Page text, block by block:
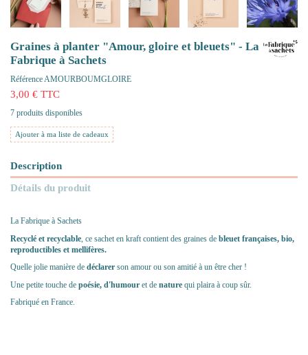
Graines à planter "Amour, gloire et bleuets" - La
Fabrique à Sachets
RéférenceAMOURBOUMGLOIRE
3,00 € TTC
7 produits disponibles
Ajouter à ma liste de cadeaux
Description
Détails du produit
La Fabrique à Sachets
Recyclé et recyclable , ce sachet en kraft contient des graines de bleuet françaises, bio,
reproductibles et mellifères.
Quelle jolie manière de déclarer son amour ou son amitié à un être cher !
Une petite touche de poésie, d'humour et de nature qui plaira à coup sûr.
Fabriqué en France.